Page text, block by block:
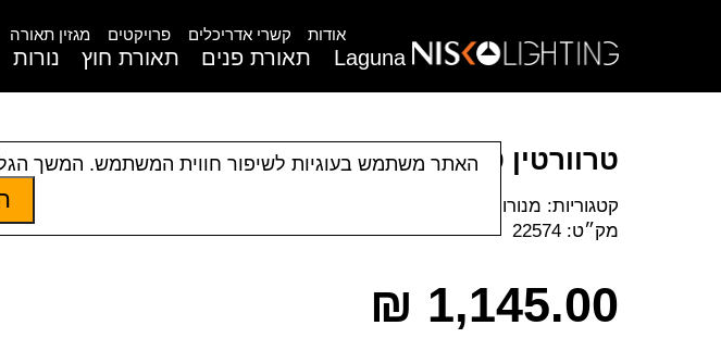
אודות קשרי אדריכלים פרויקטים מגזין תאורה
Laguna תאורת פנים תאורת חוץ נורות
טרוורטין טבעת תלוי קוטר 30
קטגוריות: מנורות תלייה
מק״ט:22574
1,145.00
₪
האתר משתמש בעוגיות לשיפור חווית המשתמש. המשך